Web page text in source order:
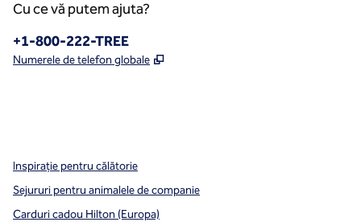
Cu ce vă putem ajuta?
Telefon:
+1-800-222-TREE
Numerele de telefon globale ,
Inspirație pentru călătorie
Sejururi pentru animalele de companie
Carduri cadou Hilton (Europa)